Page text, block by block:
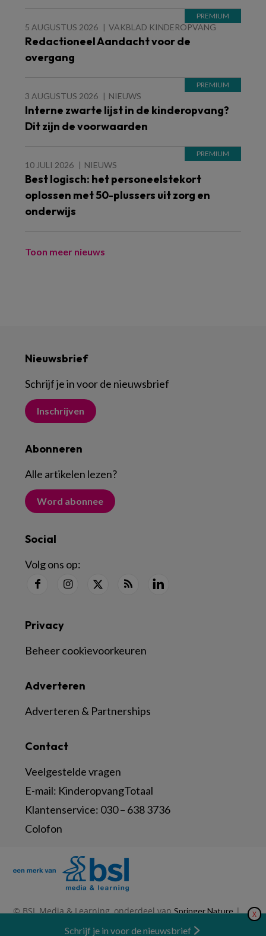
5 AUGUSTUS 2026 VAKBLAD KINDEROPVANG
Redactioneel Aandacht voor de
overgang
3 AUGUSTUS 2026 NIEUWS
Interne zwarte lijst in de kinderopvang?
Dit zijn de voorwaarden
10 JULI 2026 NIEUWS
Best logisch: het personeelstekort
oplossen met 50-plussers uit zorg en
onderwijs
Toon meer nieuws
Nieuwsbrief
Schrijf je in voor de nieuwsbrief
Inschrijven
Abonneren
Alle artikelen lezen?
Word abonnee
Social
Volg ons op:
Contact
Veelgestelde vragen
E-mail: KinderopvangTotaal
Klantenservice: 030 – 638 3736
Colofon
Adverteren
Adverteren & Partnerships
Privacy
Beheer cookievoorkeuren
© BSL Media & Learning, onderdeel vanSpringer Nature| X
Schrijf je in voor de nieuwsbrief
Nieuwsbrief Abonneren